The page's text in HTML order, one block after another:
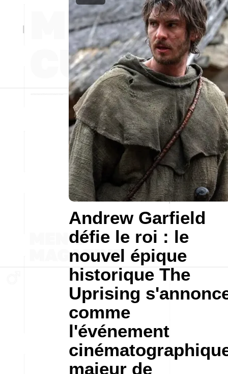
Andrew Garfield
défie le roi : le
nouvel épique
historique The
Uprising
comme
l'événement
majeur de